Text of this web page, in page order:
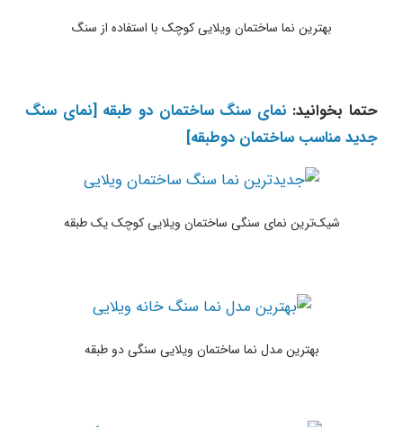
بهترین نما ساختمان ویلایی کوچک با استفاده از سنگ
حتما بخوانید:نمای سنگ ساختمان دو طبقه [نمای سنگ
جدید مناسب ساختمان دوطبقه]
شیک‌ترین نمای سنگی ساختمان ویلایی کوچک یک طبقه
بهترین مدل نما ساختمان ویلایی سنگی دو طبقه